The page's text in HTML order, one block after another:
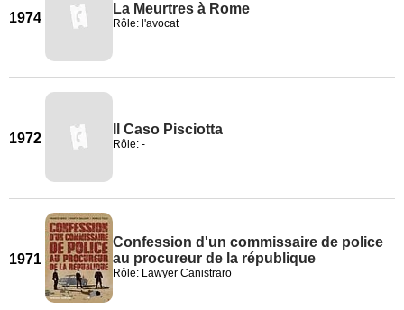
1974
La Meurtres à Rome
Rôle: l'avocat
1972
Il Caso Pisciotta
Rôle: -
1971
Confession d'un commissaire de police
au procureur de la république
Rôle: Lawyer Canistraro